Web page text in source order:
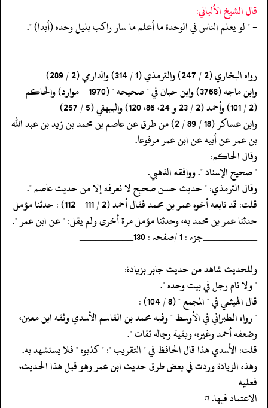
قال الشيخ الألباني:
- " لو يعلم الناس في الوحدة ما أعلم ما سار راكب بليل وحده (أبدا) ".
‏‏‏‏_____________________
‏‏‏‏رواه البخاري (2 / 247) والترمذي (1 / 314) والدارمي (2 / 289)
‏‏‏‏وابن ماجه (3768) وابن حبان في " صحيحه " (1970 - موارد) والحاكم
‏‏‏‏(2 / 101) وأحمد (2 / 23 و 24، 86، 120) والبيهقي (5 / 257)
‏‏‏‏وابن عساكر (18 / 89 / 2) من طرق عن عاصم بن محمد بن زيد بن عبد الله
‏‏‏‏بن عمر عن أبيه عن ابن عمر مرفوعا.
‏‏‏‏وقال الحاكم:
‏‏‏‏" صحيح الإسناد ". ووافقه الذهبي.
‏‏‏‏وقال الترمذي: " حديث حسن صحيح لا نعرفه إلا من حديث عاصم ".
‏‏‏‏قلت: قد تابعه أخوه عمر بن محمد فقال أحمد (2 / 111 - 112) : حدثنا مؤمل
‏‏‏‏حدثنا عمر بن محمد به، وحدثنا مؤمل مرة أخرى ولم يقل: " عن ابن عمر ".
‏‏‏‏__________جزء : 1 /صفحہ : 130__________
‏‏‏‏وللحديث شاهد من حديث جابر بزيادة:
‏‏‏‏" ولا نام رجل في بيت وحده ".
‏‏‏‏قال الهيثمي في " المجمع " (8 / 104) :
‏‏‏‏" رواه الطبراني في الأوسط " وفيه محمد بن القاسم الأسدي وثقه ابن معين،
‏‏‏‏وضعفه أحمد وغيره، وبقية رجاله ثقات ".
‏‏‏‏قلت: الأسدي هذا قال الحافظ في " التقريب ": " كذبوه " فلا يستشهد به.
‏‏‏‏وهذه الزيادة وردت في بعض طرق حديث ابن عمر وهو قبل هذا الحديث،
فعليه
‏‏‏‏الاعتماد فيها. ¤